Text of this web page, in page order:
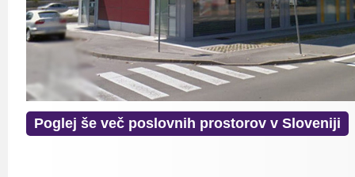
Poglej še več poslovnih prostorov v Sloveniji